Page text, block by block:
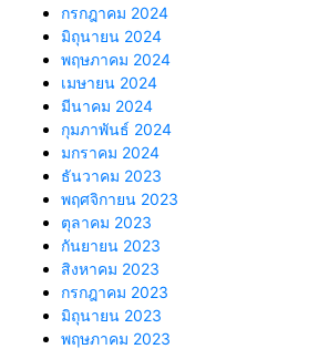
กรกฎาคม 2024
มิถุนายน 2024
พฤษภาคม 2024
เมษายน 2024
มีนาคม 2024
กุมภาพันธ์ 2024
มกราคม 2024
ธันวาคม 2023
พฤศจิกายน 2023
ตุลาคม 2023
กันยายน 2023
สิงหาคม 2023
กรกฎาคม 2023
มิถุนายน 2023
พฤษภาคม 2023